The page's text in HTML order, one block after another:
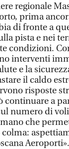
regionale
prima
di fronte a
pista e nei
condizioni.
interventi
e la
il caldo
risposte
continuare a
numero di
che
Aeroporti».